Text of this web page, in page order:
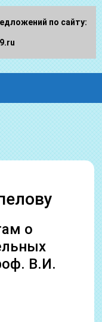
о
В.И.
по сайту: